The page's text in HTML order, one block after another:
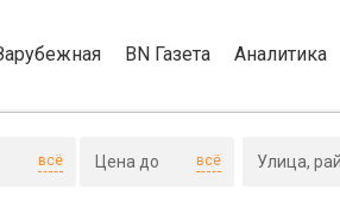
BN Газета Аналитика
всё всё